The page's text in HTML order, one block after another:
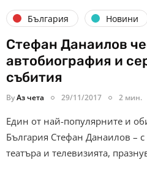
България Новини
Стефан Данаилов
автобиография и
събития
ByАз чета 29/11/2017 2 мин.
Един от най-популярните и
България Стефан Данаилов –
театъра и телевизията,